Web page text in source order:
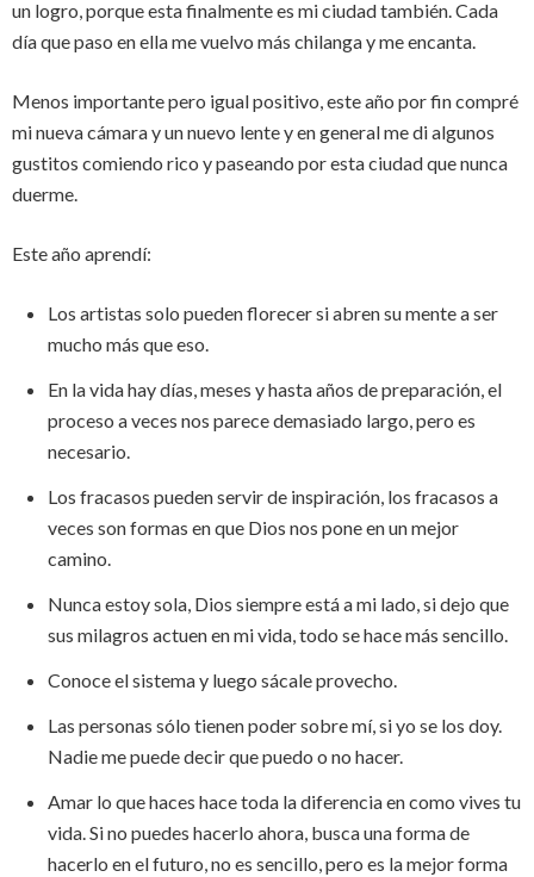
un logro, porque esta finalmente es mi ciudad también. Cada
día que paso en ella me vuelvo más chilanga y me encanta.
Menos importante pero igual positivo, este año por fin compré
mi nueva cámara y un nuevo lente y en general me di algunos
gustitos comiendo rico y paseando por esta ciudad que nunca
duerme.
Este año aprendí:
Los artistas solo pueden florecer si abren su mente a ser
mucho más que eso.
En la vida hay días, meses y hasta años de preparación, el
proceso a veces nos parece demasiado largo, pero es
necesario.
Los fracasos pueden servir de inspiración, los fracasos a
veces son formas en que Dios nos pone en un mejor
camino.
Nunca estoy sola, Dios siempre está a mi lado, si dejo que
sus milagros actuen en mi vida, todo se hace más sencillo.
Conoce el sistema y luego sácale provecho.
Las personas sólo tienen poder sobre mí, si yo se los doy.
Nadie me puede decir que puedo o no hacer.
Amar lo que haces hace toda la diferencia en como vives tu
vida. Si no puedes hacerlo ahora, busca una forma de
hacerlo en el futuro, no es sencillo, pero es la mejor forma